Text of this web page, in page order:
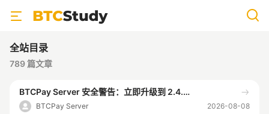
全站目录
789篇文章
BTCPay Server 安全警告：立即升级到 2.4.2 版本
BTCPay Server 2026-08-08